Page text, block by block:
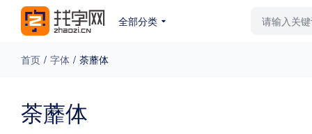
全部分类
免费下载
首页 / 字体 / 荼蘼体
荼蘼体